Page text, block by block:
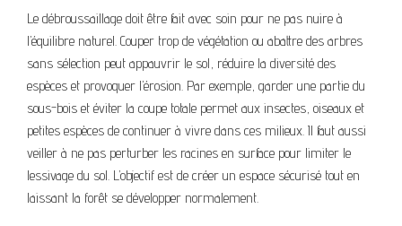
Le débroussaillage doit être fait avec soin pour ne pas nuire à
l’équilibre naturel. Couper trop de végétation ou abattre des arbres
sans sélection peut appauvrir le sol, réduire la diversité des
espèces et provoquer l’érosion. Par exemple, garder une partie du
sous-bois et éviter la coupe totale permet aux insectes, oiseaux et
petites espèces de continuer à vivre dans ces milieux. Il faut aussi
veiller à ne pas perturber les racines en surface pour limiter le
lessivage du sol. L’objectif est de créer un espace sécurisé tout en
laissant la forêt se développer normalement.